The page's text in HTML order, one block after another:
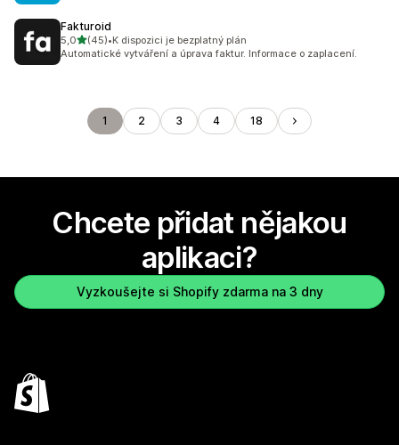
Fakturoid
5,0z 5 hvězd
(45)
Celkový počet recenzí: 45
•K dispozici je bezplatný plán
Automatické vytváření a úprava faktur. Informace o zaplacení.
1 2 3 4 18
Chcete přidat nějakou
aplikaci?
Vyzkoušejte si Shopify zdarma na 3 dny